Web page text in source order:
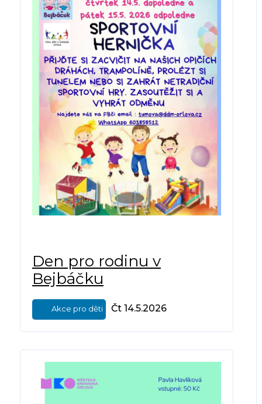
Den pro rodinu v
Bejbáčku
Akce pro děti Čt 14.5.2026